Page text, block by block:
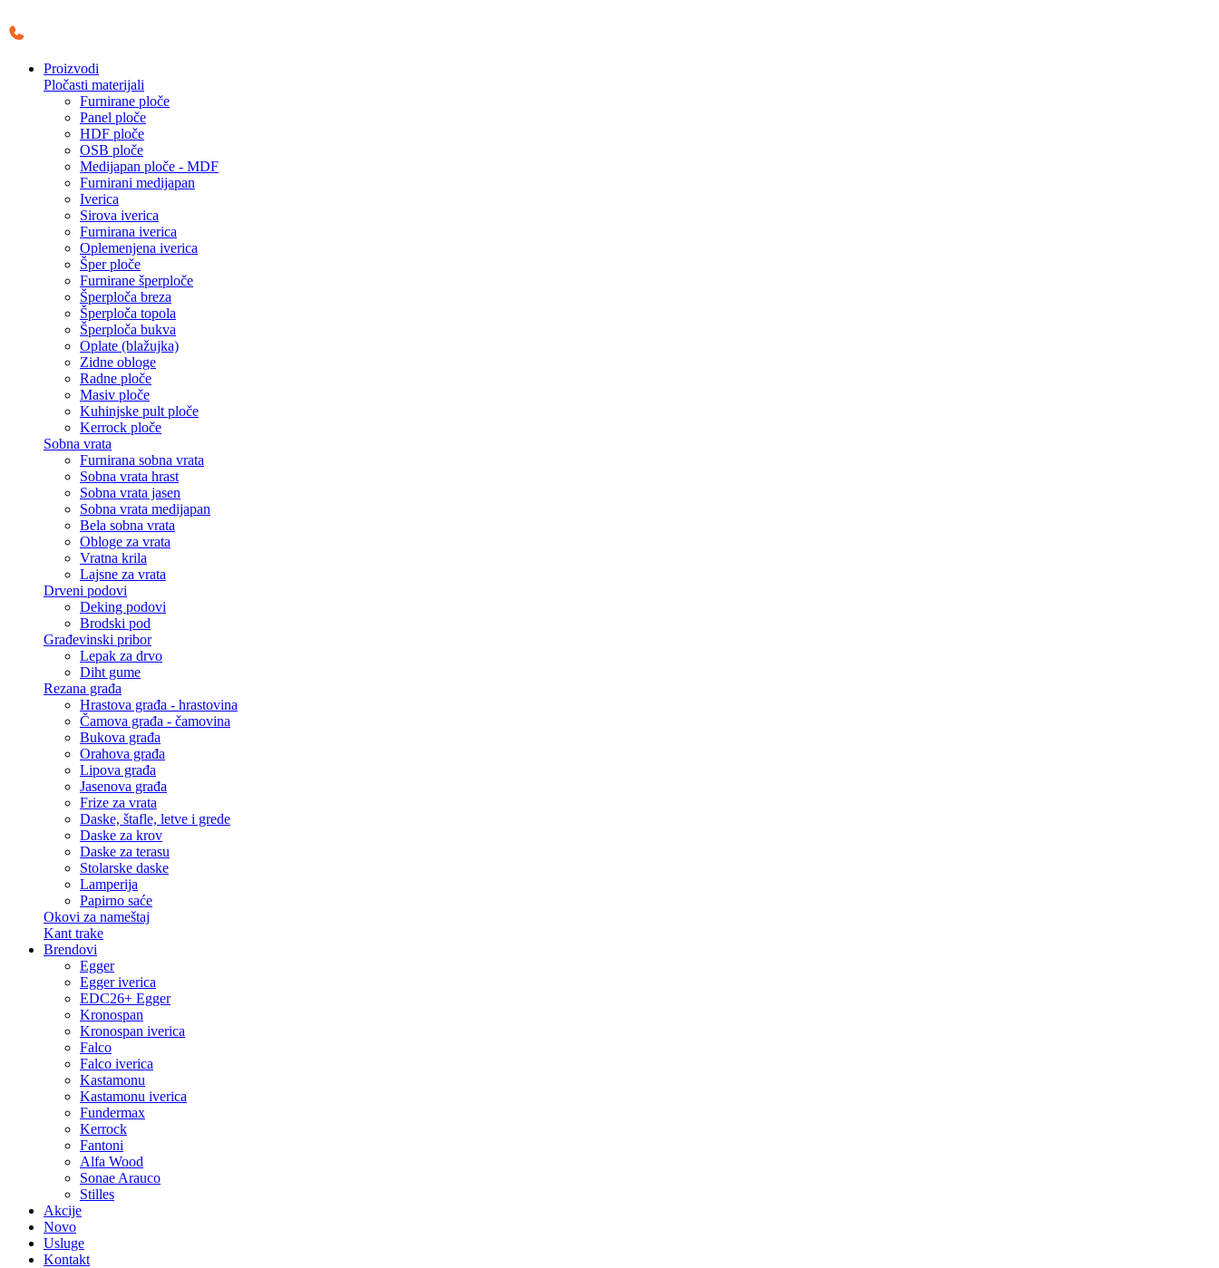
na
Proizvodi
Pločasti materijali
Furnirane ploče
Panel ploče
HDF ploče
OSB ploče
Medijapan ploče - MDF
Furnirani medijapan
Iverica
Sirova iverica
Furnirana iverica
Oplemenjena iverica
Šper ploče
Furnirane šperploče
Šperploča breza
Šperploča topola
Šperploča bukva
Oplate (blažujka)
Zidne obloge
Radne ploče
Masiv ploče
Kuhinjske pult ploče
Kerrock ploče
Sobna vrata
Furnirana sobna vrata
Sobna vrata hrast
Sobna vrata jasen
Sobna vrata medijapan
Bela sobna vrata
Obloge za vrata
Vratna krila
Lajsne za vrata
Drveni podovi
Deking podovi
Brodski pod
Građevinski pribor
Lepak za drvo
Diht gume
Rezana građa
Hrastova građa - hrastovina
Čamova građa - čamovina
Bukova građa
Orahova građa
Lipova građa
Jasenova građa
Frize za vrata
Daske, štafle, letve i grede
Daske za krov
Daske za terasu
Stolarske daske
Lamperija
Papirno saće
Okovi za nameštaj
Kant trake
Brendovi
Egger
Egger iverica
EDC26+ Egger
Kronospan
Kronospan iverica
Falco
Falco iverica
Kastamonu
Kastamonu iverica
Fundermax
Kerrock
Fantoni
Alfa Wood
Sonae Arauco
Stilles
Akcije
Novo
Usluge
Kontakt